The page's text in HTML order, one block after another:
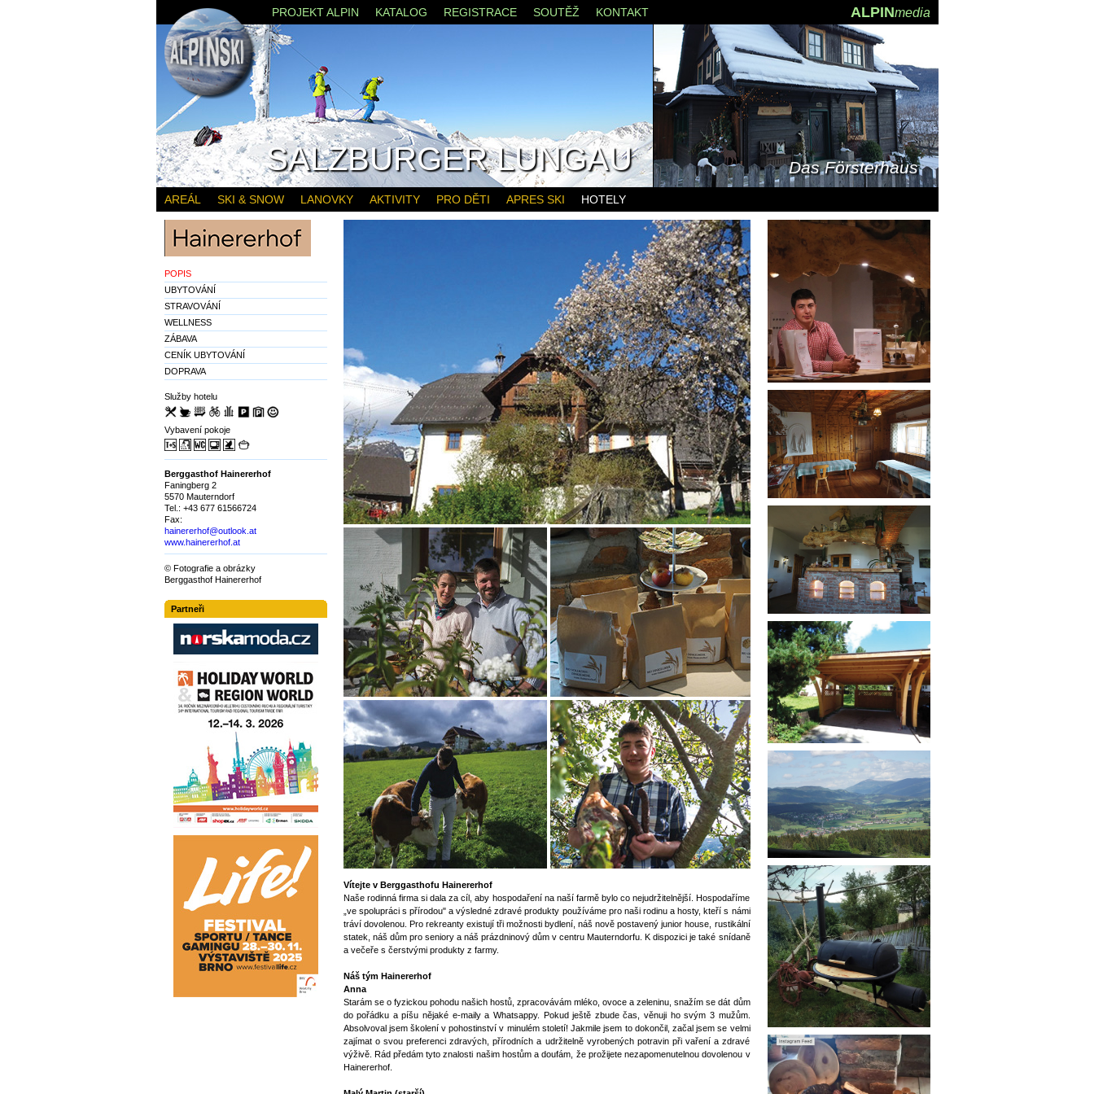
Vítejte v Berggasthofu Hainererhof
Naše rodinná firma si dala za cíl, aby hospodaření na naší farmě bylo co nejudržitelnější. Hospodaříme
„ve spolupráci s přírodou" a výsledné zdravé produkty používáme pro naši rodinu a hosty, kteří s námi
tráví dovolenou. Pro rekreanty existují tři možnosti bydlení, náš nově postavený junior house, rustikální
statek, náš dům pro seniory a náš prázdninový dům v centru Mauterndorfu. K dispozici je také snídaně
a večeře s čerstvými produkty z farmy.
Náš tým Hainererhof
Anna
Starám se o fyzickou pohodu našich hostů, zpracovávám mléko, ovoce a zeleninu, snažím se dát dům
do pořádku a píšu nějaké e-maily a Whatsappy. Pokud ještě zbude čas, věnuji ho svým 3 mužům.
Absolvoval jsem školení v pohostinství v minulém století! Jakmile jsem to dokončil, začal jsem se velmi
zajímat o svou preferenci zdravých, přírodních a udržitelně vyrobených potravin při vaření a zdravé
výživě. Rád předám tyto znalosti našim hostům a doufám, že prožijete nezapomenutelnou dovolenou v
Hainererhof.
POPIS
UBYTOVÁNÍ
STRAVOVÁNÍ
WELLNESS
ZÁBAVA
CENÍK UBYTOVÁNÍ
DOPRAVA
Služby hotelu
Vybavení pokoje
Berggasthof Hainererhof
Faningberg 2
5570 Mauterndorf
Tel.: +43 677 61566724
Fax:
hainererhof@outlook.at
www.hainererhof.at
© Fotografie a obrázky
Berggasthof Hainererhof
Partneři
ALPINmedia
PROJEKT ALPIN KATALOG REGISTRACE SOUTĚŽ KONTAKT
AREÁL SKI & SNOW LANOVKY AKTIVITY PRO DĚTI APRES SKI HOTELY
Das Försterhaus
SALZBURGER LUNGAU